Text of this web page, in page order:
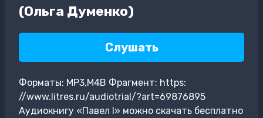
(Ольга Думенко)
Слушать
Форматы: MP3,M4B Фрагмент: https:
//www.litres.ru/audiotrial/?art=69876895
Аудиокнигу «Павел I» можно скачать бесплатно